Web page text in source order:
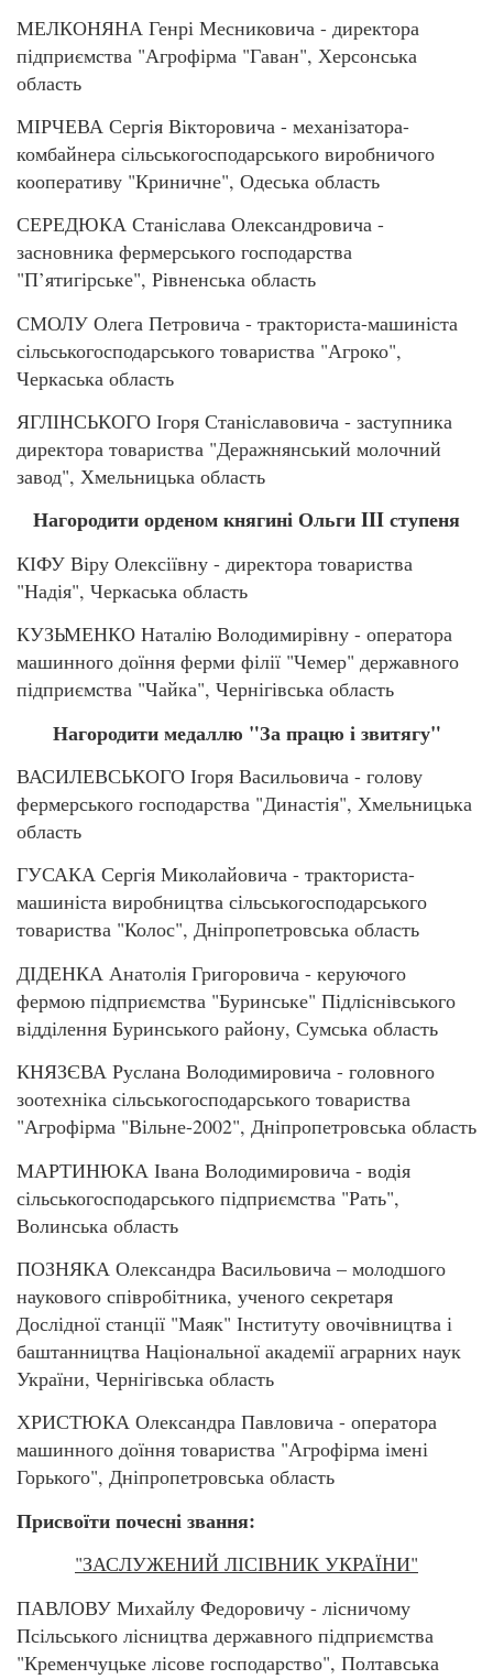
МЕЛКОНЯНА Генрі Месниковича - директора
підприємства "Агрофірма "Гаван", Херсонська
область
МІРЧЕВА Сергія Вікторовича - механізатора-
комбайнера сільськогосподарського виробничого
кооперативу "Криничне", Одеська область
СЕРЕДЮКА Станіслава Олександровича -
засновника фермерського господарства
"П’ятигірське", Рівненська область
СМОЛУ Олега Петровича - тракториста-машиніста
сільськогосподарського товариства "Агроко",
Черкаська область
ЯГЛІНСЬКОГО Ігоря Станіславовича - заступника
директора товариства "Деражнянський молочний
завод", Хмельницька область
Нагородити орденом княгині Ольги III ступеня
КІФУ Віру Олексіївну - директора товариства
"Надія", Черкаська область
КУЗЬМЕНКО Наталію Володимирівну - оператора
машинного доїння ферми філії "Чемер" державного
підприємства "Чайка", Чернігівська область
Нагородити медаллю "За працю і звитягу"
ВАСИЛЕВСЬКОГО Ігоря Васильовича - голову
фермерського господарства "Династія", Хмельницька
область
ГУСАКА Сергія Миколайовича - тракториста-
машиніста виробництва сільськогосподарського
товариства "Колос", Дніпропетровська область
ДІДЕНКА Анатолія Григоровича - керуючого
фермою підприємства "Буринське" Підліснівського
відділення Буринського району, Сумська область
КНЯЗЄВА Руслана Володимировича - головного
зоотехніка сільськогосподарського товариства
"Агрофірма "Вільне-2002", Дніпропетровська область
МАРТИНЮКА Івана Володимировича - водія
сільськогосподарського підприємства "Рать",
Волинська область
ПОЗНЯКА Олександра Васильовича – молодшого
наукового співробітника, ученого секретаря
Дослідної станції "Маяк" Інституту овочівництва і
баштанництва Національної академії аграрних наук
України, Чернігівська область
ХРИСТЮКА Олександра Павловича - оператора
машинного доїння товариства "Агрофірма імені
Горького", Дніпропетровська область
Присвоїти почесні звання:
"ЗАСЛУЖЕНИЙ ЛІСІВНИК УКРАЇНИ"
ПАВЛОВУ Михайлу Федоровичу - лісничому
Псільського лісництва державного підприємства
"Кременчуцьке лісове господарство", Полтавська